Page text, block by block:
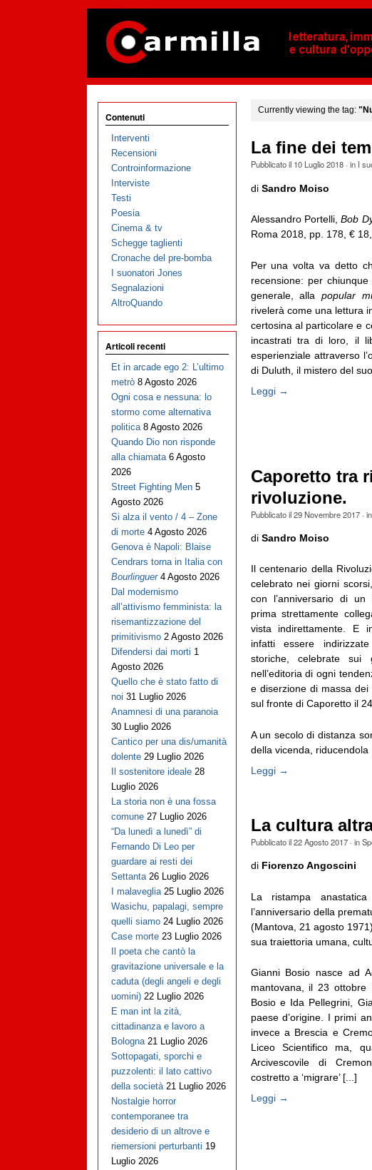
Currently viewing the tag:
La fine dei
Pubblicato il 10 Luglio 2018· in I
di Sandro Moiso
Alessandro Portelli,Bob
Roma 2018, pp. 178, €
Per una volta va detto
recensione: per
generale, alla popular
rivelerà come una lettura
certosina al particolare e
incastrati tra di loro, il
esperienziale attraverso
di Duluth, il mistero del
Leggi →
Caporetto tra
rivoluzione.
Pubblicato il29 Novembre 2017· in
di Sandro Moiso
Il centenario della
celebrato nei giorni
con l’anniversario di
prima strettamente
vista indirettamente. E
infatti essere
storiche, celebrate
nell’editoria di ogni
e diserzione di massa
sul fronte di Caporetto il
A un secolo di distanza
della vicenda, riducendola
Leggi →
La cultura
Pubblicato il22 Agosto 2017· in
diFiorenzo Angoscini
La ristampa
l’anniversario della
(Mantova, 21 agosto
sua traiettoria umana,
Gianni Bosio nasce ad
mantovana, il 23 ottobre
Bosio e Ida Pellegrini,
paese d’origine. I primi
invece a Brescia e
Liceo Scientifico ma,
Arcivescovile di
costretto a ‘migrare’ [...]
Leggi →
Contenuti
Interventi
Recensioni
Controinformazione
Interviste
Testi
Poesia
Cinema & tv
Schegge taglienti
Cronache del pre-bomba
I suonatori Jones
Segnalazioni
AltroQuando
Articoli recenti
Et in arcade ego 2: L’ultimo
metrò 8 Agosto 2026
Ogni cosa e nessuna: lo
stormo come alternativa
politica 8 Agosto 2026
Quando Dio non risponde
alla chiamata 6 Agosto
2026
Street Fighting Men 5
Agosto 2026
Si alza il vento / 4 – Zone
di morte 4 Agosto 2026
Genova è Napoli: Blaise
Cendrars torna in Italia con
Bourlinguer 4 Agosto 2026
Dal modernismo
all’attivismo femminista: la
risemantizzazione del
primitivismo 2 Agosto 2026
Difendersi dai morti 1
Agosto 2026
Quello che è stato fatto di
noi 31 Luglio 2026
Anamnesi di una paranoia
30 Luglio 2026
Cantico per una dis/umanità
dolente 29 Luglio 2026
Il sostenitore ideale 28
Luglio 2026
La storia non è una fossa
comune 27 Luglio 2026
“Da lunedì a lunedì” di
Fernando Di Leo per
guardare ai resti dei
Settanta 26 Luglio 2026
I malaveglia 25 Luglio 2026
Wasichu, papalagi, sempre
quelli siamo 24 Luglio 2026
Case morte 23 Luglio 2026
Il poeta che cantò la
gravitazione universale e la
caduta (degli angeli e degli
uomini) 22 Luglio 2026
E man int la zità,
cittadinanza e lavoro a
Bologna 21 Luglio 2026
Sottopagati, sporchi e
puzzolenti: il lato cattivo
della società 21 Luglio 2026
Nostalgie horror
contemporanee tra
desiderio di un altrove e
riemersioni perturbanti 19
Luglio 2026